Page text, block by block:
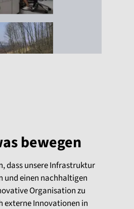
bewegen
dass unsere Infrastruktur
und einen nachhaltigen
Organisation zu
externe Innovationen in